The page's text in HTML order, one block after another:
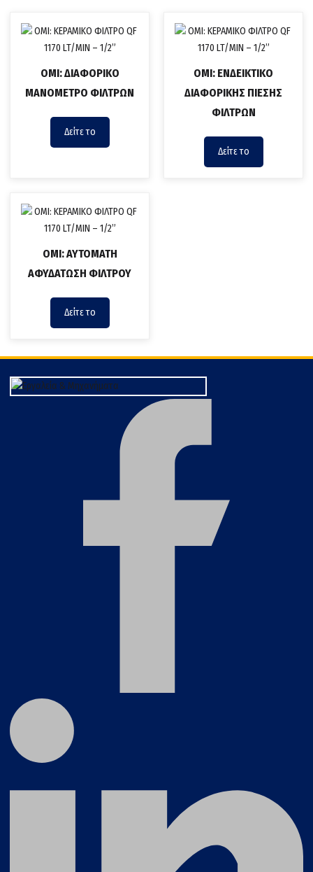
ΟΜΙ: ΔΙΑΦΟΡΙΚΟ
ΜΑΝΟΜΕΤΡΟ ΦΙΛΤΡΩΝ
Δείτε το
ΟΜΙ: ΕΝΔΕΙΚΤΙΚΟ
ΔΙΑΦΟΡΙΚΗΣ ΠΙΕΣΗΣ
ΦΙΛΤΡΩΝ
Δείτε το
OMI: ΑΥΤΟΜΑΤΗ
ΑΦΥΔΑΤΩΣΗ ΦΙΛΤΡΟΥ
Δείτε το